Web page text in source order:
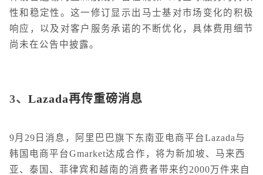
性和稳定性。这一修订显示出马士基对市场变化的积极
响应，以及对客户服务承诺的不断优化，具体费用细节
尚未在公告中披露。
3、 Lazada再传重磅消息
9月29日消息，阿里巴巴旗下东南亚电商平台Lazada与
韩国电商平台Gmarket达成合作，将为新加坡、马来西
亚、泰国、菲律宾和越南的消费者带来约2000万件来自